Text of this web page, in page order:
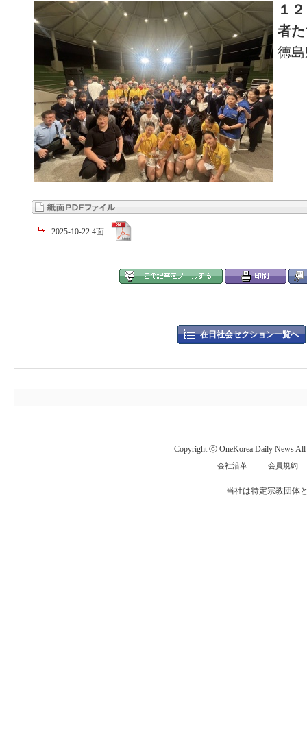
１
者
徳
2025-10-22 4面
在日社会セクション一覧へ
Copyright ⓒ OneKorea Daily News All
会社沿革 会員規約
当社は特定宗教団体